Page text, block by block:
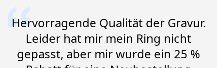
Hervorragende Qualität der Gravur.
Leider hat mir mein Ring nicht
gepasst, aber mir wurde ein 25 %